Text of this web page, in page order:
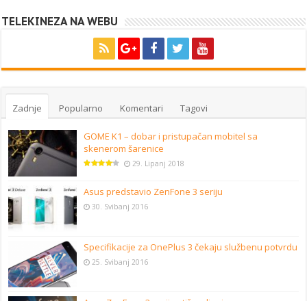
TELEKINEZA NA WEBU
Zadnje Popularno Komentari Tagovi
GOME K1 – dobar i pristupačan mobitel sa
skenerom šarenice
29. Lipanj 2018
Asus predstavio ZenFone 3 seriju
30. Svibanj 2016
Specifikacije za OnePlus 3 čekaju službenu potvrdu
25. Svibanj 2016